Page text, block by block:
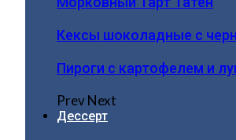
Кексы шоколадные с
Пироги c картофелем и
PrevNext
Дессерт